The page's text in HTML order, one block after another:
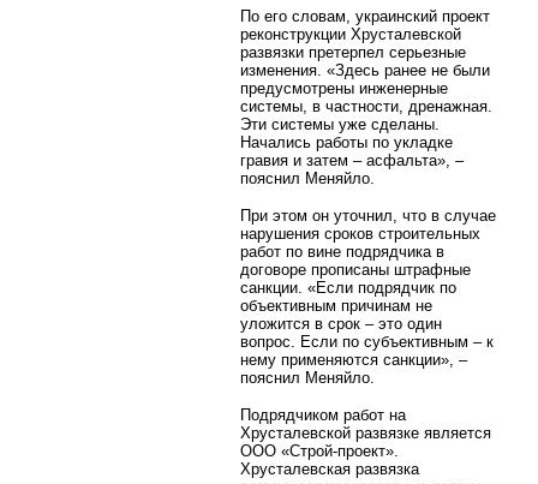
По его словам, украинский проект
реконструкции Хрусталевской
развязки претерпел серьезные
изменения. «Здесь ранее не были
предусмотрены инженерные
системы, в частности, дренажная.
Эти системы уже сделаны.
Начались работы по укладке
гравия и затем – асфальта», –
пояснил Меняйло.
При этом он уточнил, что в случае
нарушения сроков строительных
работ по вине подрядчика в
договоре прописаны штрафные
санкции. «Если подрядчик по
объективным причинам не
уложится в срок – это один
вопрос. Если по субъективным – к
нему применяются санкции», –
пояснил Меняйло.
Подрядчиком работ на
Хрусталевской развязке является
ООО «Строй-проект».
Хрусталевская развязка